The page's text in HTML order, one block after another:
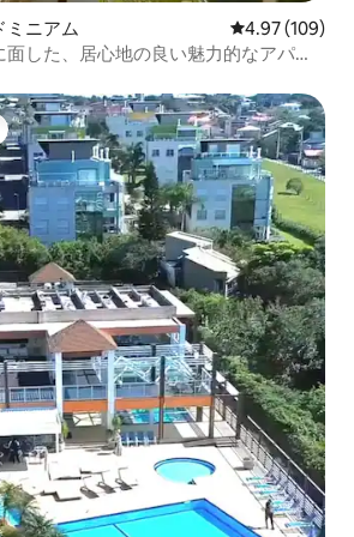
ミニアム レビュー109
4.97 (109)
面した、居心地の良い魅力的なアパー
イスです。